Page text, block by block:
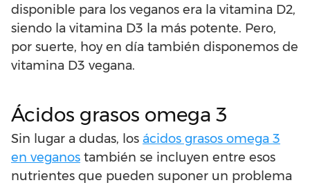
disponible para los veganos era la vitamina D2,
siendo la vitamina D3 la más potente. Pero,
por suerte, hoy en día también disponemos de
vitamina D3 vegana.
Ácidos grasos omega 3
Sin lugar a dudas, los ácidos grasos omega 3
en veganos también se incluyen entre esos
nutrientes que pueden suponer un problema